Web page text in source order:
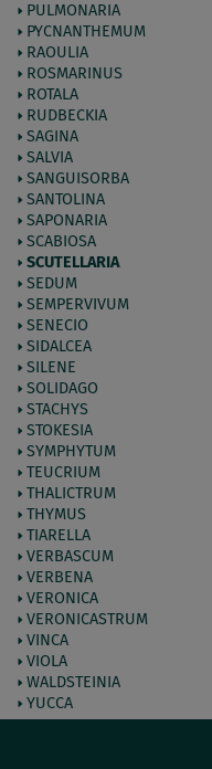
PULMONARIA
PYCNANTHEMUM
RAOULIA
ROSMARINUS
ROTALA
RUDBECKIA
SAGINA
SALVIA
SANGUISORBA
SANTOLINA
SAPONARIA
SCABIOSA
SCUTELLARIA
SEDUM
SEMPERVIVUM
SENECIO
SIDALCEA
SILENE
SOLIDAGO
STACHYS
STOKESIA
SYMPHYTUM
TEUCRIUM
THALICTRUM
THYMUS
TIARELLA
VERBASCUM
VERBENA
VERONICA
VERONICASTRUM
VINCA
VIOLA
WALDSTEINIA
YUCCA